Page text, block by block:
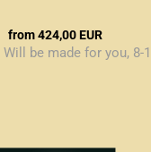
from 424,00 EUR
Will be made for you, 8-